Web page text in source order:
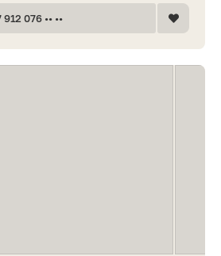
912 076 •• ••